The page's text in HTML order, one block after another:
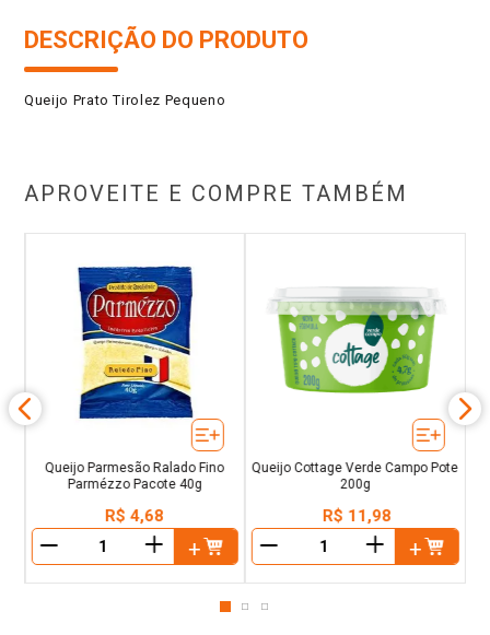
DESCRIÇÃO DO PRODUTO
Queijo Prato Tirolez Pequeno
APROVEITE E COMPRE TAMBÉM
Queijo Parmesão Ralado Fino
Parmézzo Pacote 40g
R$ 4,68
＋
Queijo Cottage Verde Campo Pote
200g
R$ 11,98
＋